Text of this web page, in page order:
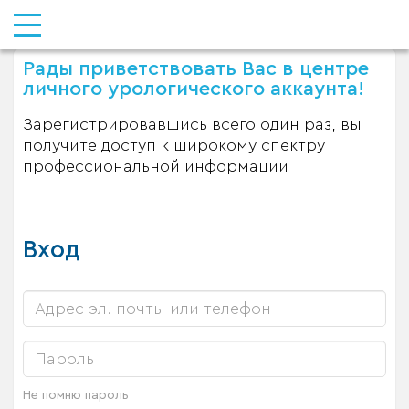
Рады приветствовать Вас в центре
личного урологического аккаунта!
Зарегистрировавшись всего один раз, вы
получите доступ к широкому спектру
профессиональной информации
Вход
Не помню пароль